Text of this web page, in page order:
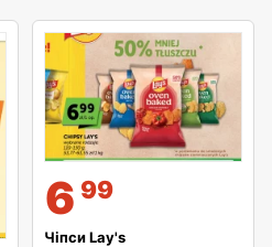
6 99
Чіпси Lay's